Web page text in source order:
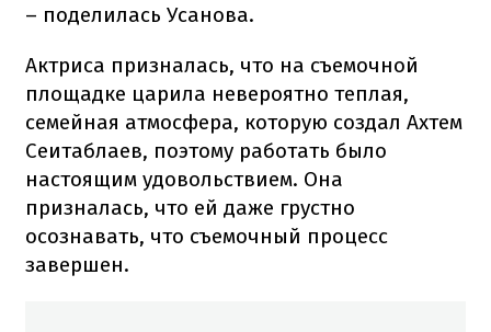
– поделилась Усанова.
Актриса призналась, что на съемочной
площадке царила невероятно теплая,
семейная атмосфера, которую создал Ахтем
Сеитаблаев, поэтому работать было
настоящим удовольствием. Она
призналась, что ей даже грустно
осознавать, что съемочный процесс
завершен.